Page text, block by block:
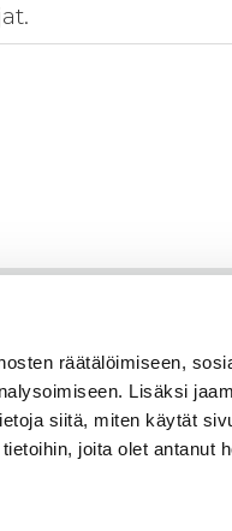
räätälöimiseen,
Lisäksi
siitä, miten käytät
joita olet antanut